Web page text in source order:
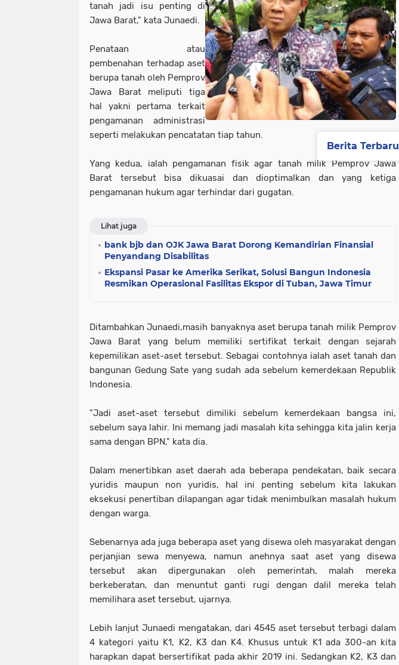
tanah jadi isu penting di
Jawa Barat," kata Junaedi.
Penataan atau
pembenahan terhadap aset
berupa tanah oleh Pemprov
Jawa Barat meliputi tiga
hal yakni pertama terkait
pengamanan administrasi
seperti melakukan pencatatan tiap tahun.
Yang kedua, ialah pengamanan fisik agar tanah milik Pemprov Jawa
Barat tersebut bisa dikuasai dan dioptimalkan dan yang ketiga
pengamanan hukum agar terhindar dari gugatan.
Lihat juga
bank bjb dan OJK Jawa Barat Dorong Kemandirian Finansial
Penyandang Disabilitas
Ekspansi Pasar ke Amerika Serikat, Solusi Bangun Indonesia
Resmikan Operasional Fasilitas Ekspor di Tuban, Jawa Timur
Ditambahkan Junaedi,masih banyaknya aset berupa tanah milik Pemprov
Jawa Barat yang belum memiliki sertifikat terkait dengan sejarah
kepemilikan aset-aset tersebut. Sebagai contohnya ialah aset tanah dan
bangunan Gedung Sate yang sudah ada sebelum kemerdekaan Republik
Indonesia.
"Jadi aset-aset tersebut dimiliki sebelum kemerdekaan bangsa ini,
sebelum saya lahir. Ini memang jadi masalah kita sehingga kita jalin kerja
sama dengan BPN," kata dia.
Dalam menertibkan aset daerah ada beberapa pendekatan, baik secara
yuridis maupun non yuridis, hal ini penting sebelum kita lakukan
eksekusi penertiban dilapangan agar tidak menimbulkan masalah hukum
dengan warga.
Sebenarnya ada juga beberapa aset yang disewa oleh masyarakat dengan
perjanjian sewa menyewa, namun anehnya saat aset yang disewa
tersebut akan dipergunakan oleh pemerintah, malah mereka
berkeberatan, dan menuntut ganti rugi dengan dalil mereka telah
memilihara aset tersebut, ujarnya.
Lebih lanjut Junaedi mengatakan, dari 4545 aset tersebut terbagi dalam
4 kategori yaitu K1, K2, K3 dan K4. Khusus untuk K1 ada 300-an kita
harapkan dapat bersertifikat pada akhir 2019 ini. Sedangkan K2, K3 dan
Berita Terbaru